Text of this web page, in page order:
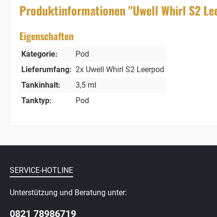
Produktinformationen "Uwell Whirl S2
Eigenschaften
Kategorie:
Pod
Lieferumfang: 2x Uwell Whirl S2 Leerpod
Tankinhalt:
3,5 ml
Tanktyp:
Pod
SERVICE-HOTLINE
Unterstützung und Beratung unter:
0821 78986719